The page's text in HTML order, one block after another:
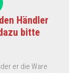
Händler
bitte
er die Ware